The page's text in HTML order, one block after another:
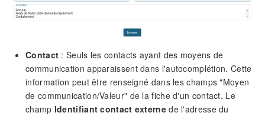
Contact : Seuls les contacts ayant des moyens de
communication apparaissent dans l'autocomplétion. Cette
information peut être renseigné dans les champs "Moyen
de communication/Valeur" de la fiche d'un contact. Le
champ Identifiant contact externede l'adresse du